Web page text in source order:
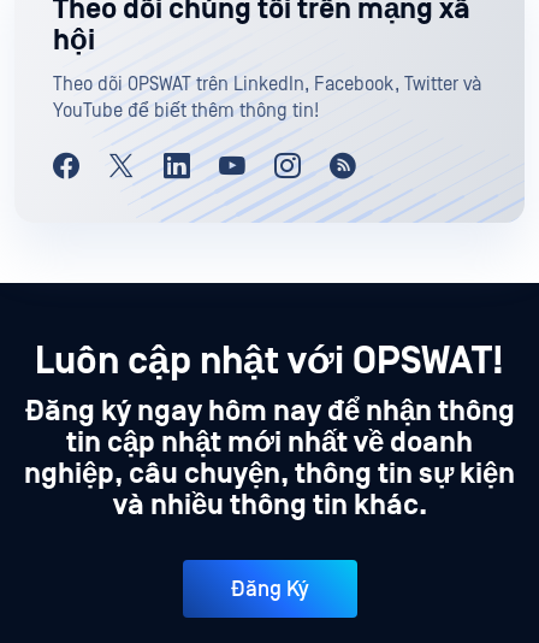
Theo dõi chúng tôi trên mạng xã
hội
Theo dõi OPSWAT trên LinkedIn, Facebook, Twitter và
YouTube để biết thêm thông tin!
Luôn cập nhật với OPSWAT!
Đăng ký ngay hôm nay để nhận thông
tin cập nhật mới nhất về doanh
nghiệp, câu chuyện, thông tin sự kiện
và nhiều thông tin khác.
Đăng Ký